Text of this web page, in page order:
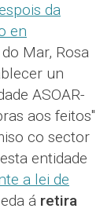
da
en
Mar, Rosa
un
ASOAR-
aos feitos"
co sector
entidade
a lei de
á retira